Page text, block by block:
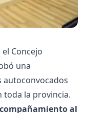
Concejo
una
autoconvocados
toda la provincia.
al